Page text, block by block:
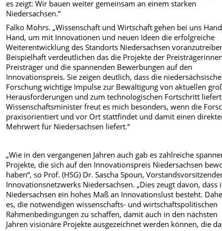
es zeigt: Wir bauen weiter gemeinsam an einem starken
Niedersachsen.“
Falko Mohrs. „Wissenschaft und Wirtschaft gehen bei uns
Hand, um mit Innovationen und neuen Ideen die erfolgreiche
Weiterentwicklung des Standorts Niedersachsen
Beispielhaft verdeutlichen das die Projekte der
Preisträger und die spannenden Bewerbungen auf den
Innovationspreis. Sie zeigen deutlich, dass die niedersächsische
Forschung wichtige Impulse zur Bewältigung von aktuellen
Herausforderungen und zum technologischen Fortschritt
Wissenschaftsminister freut es mich besonders, wenn die
praxisorientiert und vor Ort stattfindet und damit einen
Mehrwert für Niedersachsen liefert.“
„Wie in den vergangenen Jahren auch gab es zahlreiche
Projekte, die sich auf den Innovationspreis Niedersachsen
haben“, so Prof. (HSG) Dr. Sascha Spoun,
Innovationsnetzwerks Niedersachsen. „Dies zeugt davon, dass
Niedersachsen ein hohes Maß an Innovationslust besteht.
es, die notwendigen wissenschafts- und wirtschaftspolitischen
Rahmenbedingungen zu schaffen, damit auch in den nächsten
Jahren visionäre Projekte ausgezeichnet werden können, die